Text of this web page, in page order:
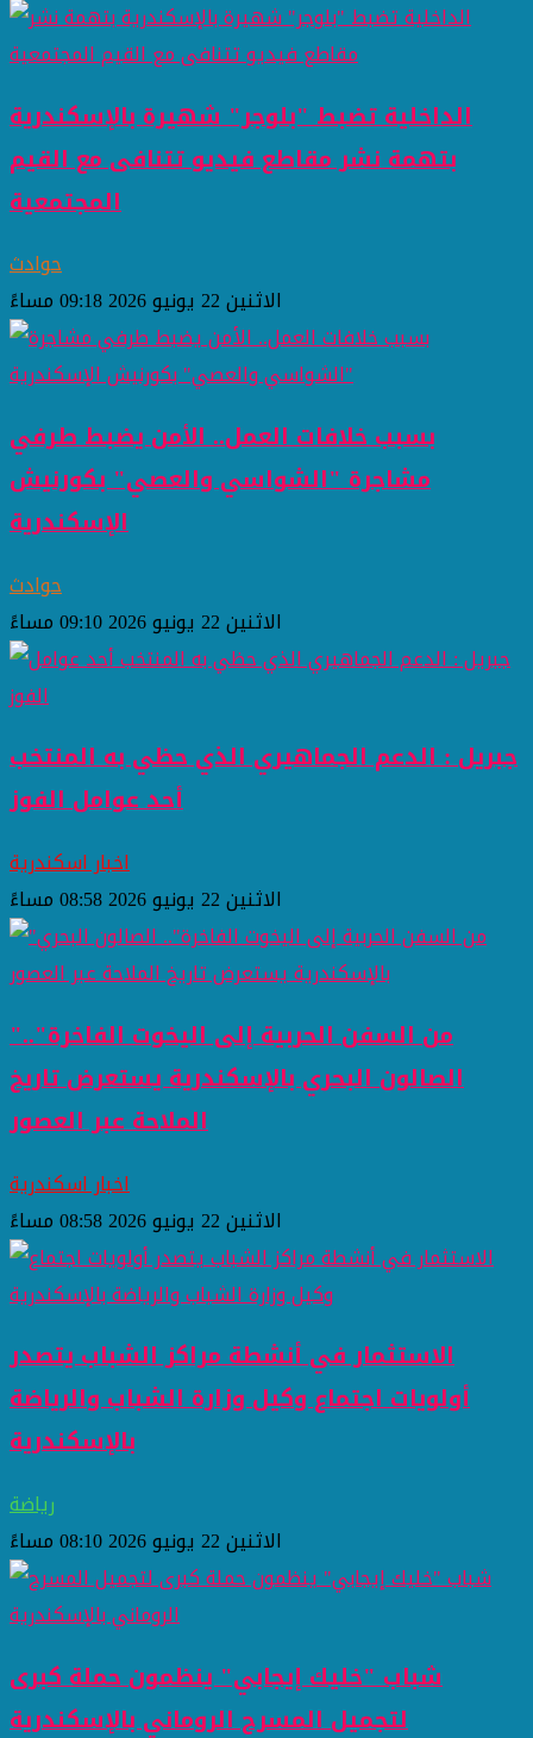
الداخلية تضبط "بلوجر" شهيرة بالإسكندرية
بتهمة نشر مقاطع فيديو تتنافى مع القيم
المجتمعية
حوادث
الاثنين 22 يونيو 2026 09:18 مساءً
بسبب خلافات العمل.. الأمن يضبط طرفي
مشاجرة "الشواسي والعصي" بكورنيش
الإسكندرية
حوادث
الاثنين 22 يونيو 2026 09:10 مساءً
جبريل : الدعم الجماهيري الذي حظي به المنتخب
أحد عوامل الفوز
اخبار اسكندرية
الاثنين 22 يونيو 2026 08:58 مساءً
"من السفن الحربية إلى اليخوت الفاخرة"..
الصالون البحري بالإسكندرية يستعرض تاريخ
الملاحة عبر العصور
اخبار اسكندرية
الاثنين 22 يونيو 2026 08:58 مساءً
الاستثمار في أنشطة مراكز الشباب يتصدر
أولويات اجتماع وكيل وزارة الشباب والرياضة
بالإسكندرية
رياضة
الاثنين 22 يونيو 2026 08:10 مساءً
شباب "خليك إيجابي" ينظمون حملة كبرى
لتجميل المسرح الروماني بالإسكندرية